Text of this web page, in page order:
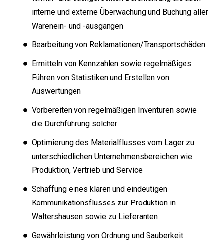
interne und externe Überwachung und Buchung aller
Warenein- und -ausgängen
Bearbeitung von Reklamationen/Transportschäden
Ermitteln von Kennzahlen sowie regelmäßiges
Führen von Statistiken und Erstellen von
Auswertungen
Vorbereiten von regelmäßigen Inventuren sowie
die Durchführung solcher
Optimierung des Materialflusses vom Lager zu
unterschiedlichen Unternehmensbereichen wie
Produktion, Vertrieb und Service
Schaffung eines klaren und eindeutigen
Kommunikationsflusses zur Produktion in
Waltershausen sowie zu Lieferanten
Gewährleistung von Ordnung und Sauberkeit